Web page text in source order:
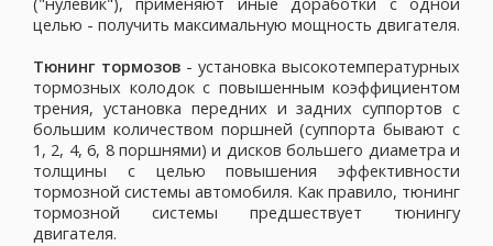
целью - получить максимальную мощность двигателя.
Тюнинг тормозов - установка высокотемпературных
тормозных колодок с повышенным коэффициентом
трения, установка передних и задних суппортов с
большим количеством поршней (суппорта бывают с
1, 2, 4, 6, 8 поршнями) и дисков большего диаметра и
толщины с целью повышения эффективности
тормозной системы автомобиля. Как правило, тюнинг
тормозной системы предшествует тюнингу
двигателя.